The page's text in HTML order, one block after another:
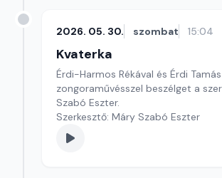
2026. 05. 30. szombat 15:04
Kvaterka
Érdi-Harmos Rékával és Érdi Tamás
zongoraművésszel beszélget a
Szabó Eszter.
Szerkesztő: Máry Szabó Eszter